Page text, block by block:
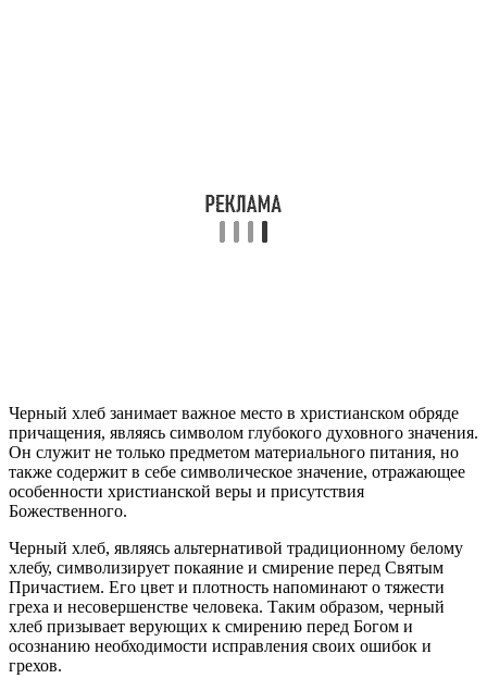
Черный хлеб занимает важное место в христианском обряде
причащения, являясь символом глубокого духовного значения.
Он служит не только предметом материального питания, но
также содержит в себе символическое значение, отражающее
особенности христианской веры и присутствия
Божественного.
Черный хлеб, являясь альтернативой традиционному белому
хлебу, символизирует покаяние и смирение перед Святым
Причастием. Его цвет и плотность напоминают о тяжести
греха и несовершенстве человека. Таким образом, черный
хлеб призывает верующих к смирению перед Богом и
осознанию необходимости исправления своих ошибок и
грехов.